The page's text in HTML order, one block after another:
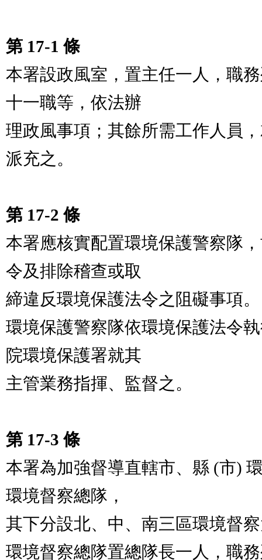
第 17-1 條
本署設政風室，置主任一人，職
十一職等，依法辦
理政風事項；其餘所需工作人員
派充之。
第 17-2 條
本署應核實配置環境保護警察隊
令及排除稽查或取
締違反環境保護法令之阻礙事項。
環境保護警察隊依環境保護法令
院環境保護署就其
主管業務指揮、監督之。
第 17-3 條
本署為加強督導直轄市、縣 (市)
環境督察總隊，
其下分設北、中、南三區環境督
環境督察總隊置總隊長一人，職